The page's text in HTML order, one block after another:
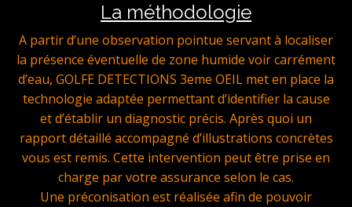
La méthodologie
A partir d’une observation pointue servant à localiser
la présence éventuelle de zone humide voir carrément
d’eau, GOLFE DETECTIONS 3eme OEIL met en place la
technologie adaptée permettant d’identifier la cause
et d’établir un diagnostic précis. Après quoi un
rapport détaillé accompagné d’illustrations concrètes
vous est remis. Cette intervention peut être prise en
charge par votre assurance selon le cas.
Une préconisation est réalisée afin de pouvoir